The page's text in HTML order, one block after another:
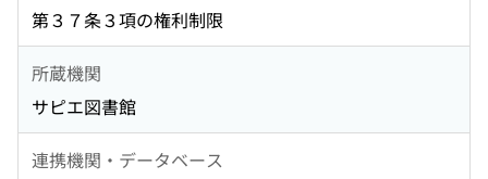
第３７条３項の権利制限
所蔵機関
サピエ図書館
連携機関・データベース